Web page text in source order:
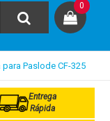
0
para Paslode CF-325
Entrega
Rápida